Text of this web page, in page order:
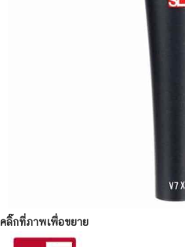
คลิ๊กที่ภาพเพื่อขยาย